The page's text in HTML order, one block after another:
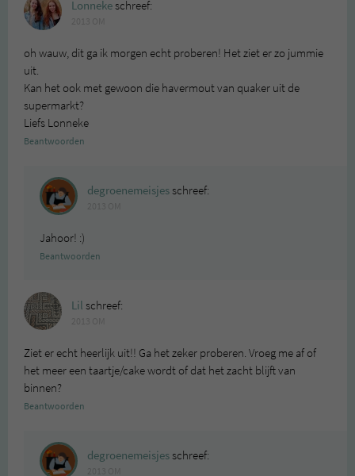
Lonnekeschreef:
oh wauw, dit ga ik morgen echt proberen! Het ziet er zo jummie
uit.
Kan het ook met gewoon die havermout van quaker uit de
supermarkt?
Liefs Lonneke
Beantwoorden
degroenemeisjesschreef:
Jahoor! :)
Beantwoorden
Lil schreef:
Ziet er echt heerlijk uit!! Ga het zeker proberen. Vroeg me af of
het meer een taartje/cake wordt of dat het zacht blijft van
binnen?
Beantwoorden
degroenemeisjesschreef: